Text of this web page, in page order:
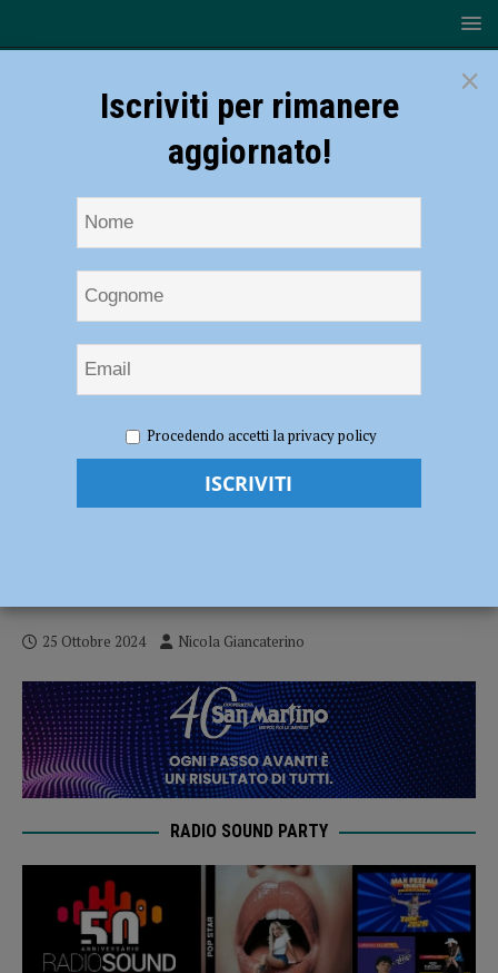
Fiorenzuola-Zenith Prato: momento decisivo per i rossoneri già
obbligati a vincere
Fiorenzuola-Zenith Prato: momento
25 Ottobre 2024 Nicola Giancaterino
RADIO SOUND PARTY
×
Iscriviti per rimanere
aggiornato!
Procedendo accetti la privacy policy